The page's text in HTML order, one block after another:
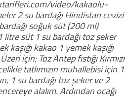
video/kakaolu-
2 su bardağı Hindistan cevizi
soğuk süt (200 ml)
süt 1 su bardağı toz şeker
kaşığı kakao 1 yemek kaşığı
için; Toz Antep fıstığı Kırmızı
tatlımızın muhallebisi için 1
1 su bardağı toz şeker ve 2
alalım. Ardından ocağı